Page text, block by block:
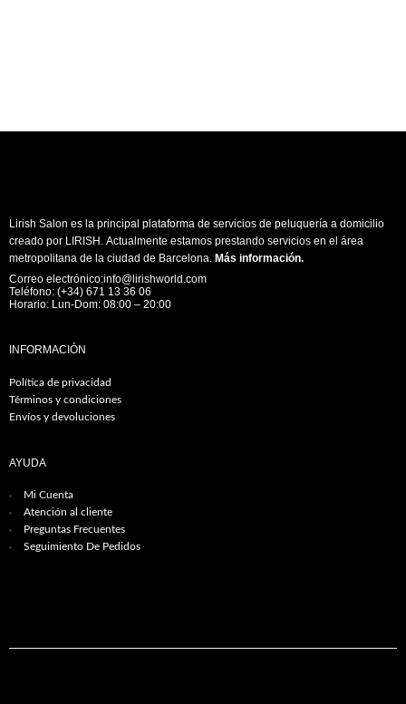
Lirish Salon es la principal plataforma de servicios de peluquería a domicilio
creado por LIRISH. Actualmente estamos prestando servicios en el área
metropolitana de la ciudad de Barcelona. Más información.
Correo electrónico:info@lirishworld.com
Teléfono: (+34) 671 13 36 06
Horario: Lun-Dom: 08:00 – 20:00
INFORMACIÓN
Política de privacidad
Términos y condiciones
Envíos y devoluciones
AYUDA
Mi Cuenta
Atención al cliente
Preguntas Frecuentes
Seguimiento De Pedidos